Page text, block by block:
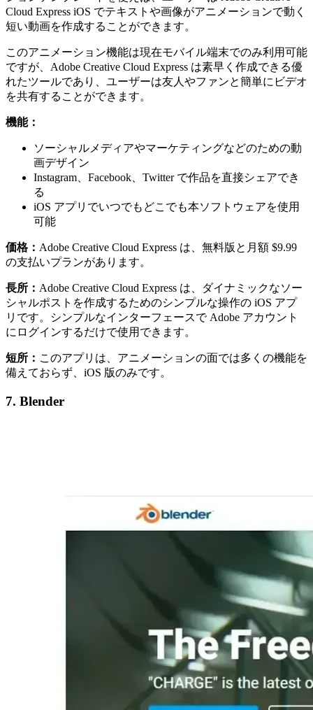
Cloud Express iOS でテキストや画像がアニメーションで動く
短い動画を作成することができます。
このアニメーション機能は現在モバイル端末でのみ利用可能
ですが、Adobe Creative Cloud Express は素早く作成できる優
れたツールであり、ユーザーは友人やファンと簡単にビデオ
を共有することができます。
機能：
ソーシャルメディアやマーケティングなどのための動
画デザイン
Instagram、Facebook、Twitter で作品を直接シェアでき
る
iOS アプリでいつでもどこでも本ソフトウェアを使用
可能
価格： Adobe Creative Cloud Express は、無料版と月額 $9.99
の支払いプランがあります。
長所： Adobe Creative Cloud Express は、ダイナミックなソー
シャルポストを作成するためのシンプルな操作の iOS アプ
リです。シンプルなインターフェースで Adobe アカウント
にログインするだけで使用できます。
短所： このアプリは、アニメーションの面では多くの機能を
備えておらず、iOS 版のみです。
7. Blender